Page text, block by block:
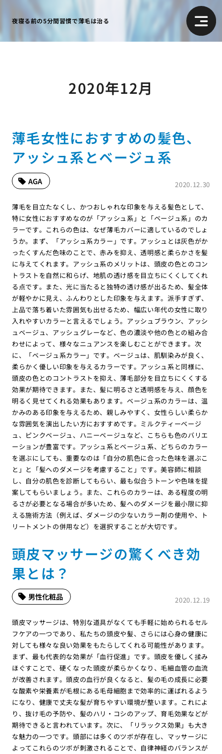
夜寝る前の5分間習慣で薄毛は治る
2020年12月
薄毛女性におすすめの髪色、
アッシュ系とベージュ系
2020.12.30
AGA
薄毛を目立たなくし、かつおしゃれな印象を与える髪色として、
特に女性におすすめなのが「アッシュ系」と「ベージュ系」のカ
ラーです。これらの色は、なぜ薄毛カバーに適しているのでしょ
うか。まず、「アッシュ系カラー」です。アッシュとは灰色がか
ったくすんだ色味のことで、赤みを抑え、透明感と柔らかさを髪
に与えてくれます。アッシュ系のメリットは、頭皮の色とのコン
トラストを自然に和らげ、地肌の透け感を目立ちにくくしてくれ
る点です。また、光に当たると独特の透け感が出るため、髪全体
が軽やかに見え、ふんわりとした印象を与えます。派手すぎず、
上品で落ち着いた雰囲気も出せるため、幅広い年代の女性に取り
入れやすいカラーと言えるでしょう。アッシュブラウン、アッシ
ュベージュ、アッシュグレーなど、色の濃淡や他の色との組み合
わせによって、様々なニュアンスを楽しむことができます。次
に、「ベージュ系カラー」です。ベージュは、肌馴染みが良く、
柔らかく優しい印象を与えるカラーです。アッシュ系と同様に、
頭皮の色とのコントラストを抑え、薄毛部分を目立ちにくくする
効果が期待できます。また、髪に明るさと透明感を与え、顔色を
明るく見せてくれる効果もあります。ベージュ系のカラーは、温
かみのある印象を与えるため、親しみやすく、女性らしい柔らか
な雰囲気を演出したい方におすすめです。ミルクティーベージ
ュ、ピンクベージュ、ハニーベージュなど、こちらも色のバリエ
ーションが豊富です。アッシュ系とベージュ系、どちらのカラー
を選ぶにしても、重要なのは「自分の肌色に合った色味を選ぶこ
と」と「髪へのダメージを考慮すること」です。美容師に相談
し、自分の肌色を診断してもらい、最も似合うトーンや色味を提
案してもらいましょう。また、これらのカラーは、ある程度の明
るさが必要となる場合が多いため、髪へのダメージを最小限に抑
える施術方法（例えば、ダメージの少ないカラー剤の使用や、ト
リートメントの併用など）を選択することが大切です。
頭皮マッサージの驚くべき効
果とは？
2020.12.19
男性化粧品
頭皮マッサージは、特別な道具がなくても手軽に始められるセル
フケアの一つであり、私たちの頭皮や髪、さらには心身の健康に
対しても様々な良い効果をもたらしてくれる可能性があります。
まず、最も代表的な効果が「血行促進」です。頭皮を優しく揉み
ほぐすことで、硬くなった頭皮が柔らかくなり、毛細血管の血流
が改善されます。頭皮の血行が良くなると、髪の毛の成長に必要
な酸素や栄養素が毛根にある毛母細胞まで効率的に運ばれるよう
になり、健康で丈夫な髪が育ちやすい環境が整います。これによ
り、抜け毛の予防や、髪のハリ・コシのアップ、育毛効果などが
期待できると言われています。次に、「リラックス効果」も大き
な魅力の一つです。頭部には多くのツボが存在し、マッサージに
よってこれらのツボが刺激されることで、自律神経のバランスが